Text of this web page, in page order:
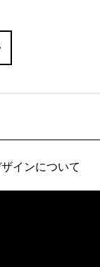
インについて